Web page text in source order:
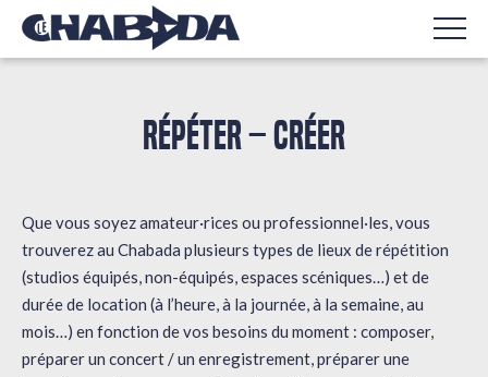
RÉPÉTER – CRÉER
Que vous soyez amateur·rices ou professionnel·les, vous
trouverez au Chabada plusieurs types de lieux de répétition
(studios équipés, non-équipés, espaces scéniques…) et de
durée de location (à l’heure, à la journée, à la semaine, au
mois…) en fonction de vos besoins du moment : composer,
préparer un concert / un enregistrement, préparer une